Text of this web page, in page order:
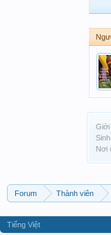
Giới
Nơi
Forum Thành viên
Tiếng Việt